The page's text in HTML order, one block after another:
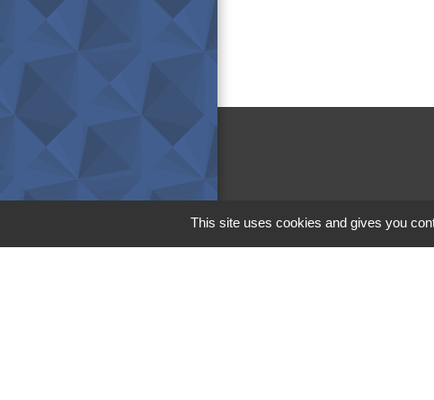
This site uses cookies and gives you